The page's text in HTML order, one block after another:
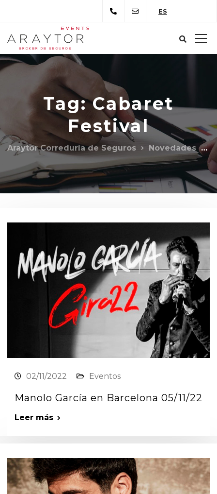
ES
Tag: Cabaret
Festival
Araytor Correduría de Seguros Novedades
02/11/2022 Eventos
Manolo García en Barcelona 05/11/22
Leer más